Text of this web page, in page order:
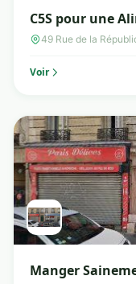
C5S pour une
49 Rue de la
Voir
Manger